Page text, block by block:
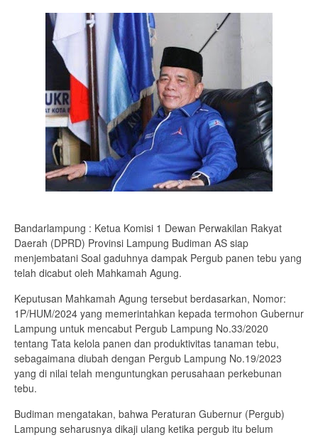
Bandarlampung : Ketua Komisi 1 Dewan Perwakilan Rakyat
Daerah (DPRD) Provinsi Lampung Budiman AS siap
menjembatani Soal gaduhnya dampak Pergub panen tebu yang
telah dicabut oleh Mahkamah Agung.
Keputusan Mahkamah Agung tersebut berdasarkan, Nomor:
1P/HUM/2024 yang memerintahkan kepada termohon Gubernur
Lampung untuk mencabut Pergub Lampung No.33/2020
tentang Tata kelola panen dan produktivitas tanaman tebu,
sebagaimana diubah dengan Pergub Lampung No.19/2023
yang di nilai telah menguntungkan perusahaan perkebunan
tebu.
Budiman mengatakan, bahwa Peraturan Gubernur (Pergub)
Lampung seharusnya dikaji ulang ketika pergub itu belum